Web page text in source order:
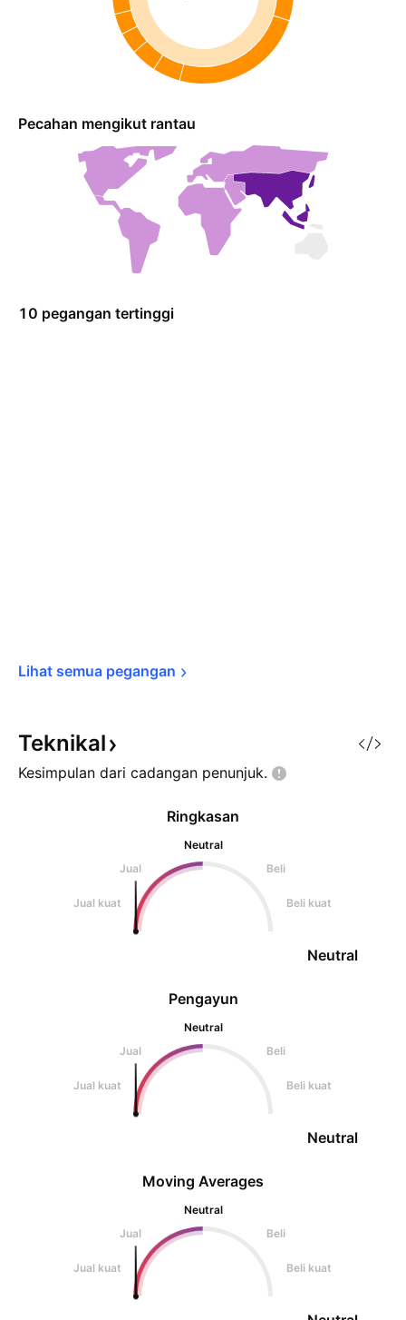
Pecahan mengikut rantau
10 pegangan tertinggi
Lihat semua pegangan
Teknikal
Kesimpulan dari cadangan penunjuk.
Pengayun
Neutral
Jual
Beli
Jual kuat Beli kuat
Neutral
Ringkasan
Neutral
Jual
Beli
Jual kuat Beli kuat
Neutral
Moving Averages
Neutral
Jual
Beli
Jual kuat Beli kuat